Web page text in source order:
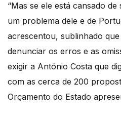
“Mas se ele está cansado
um problema dele e de
acrescentou, sublinhado
denunciar os erros e as
exigir a António Costa que
com as cerca de 200
Orçamento do Estado